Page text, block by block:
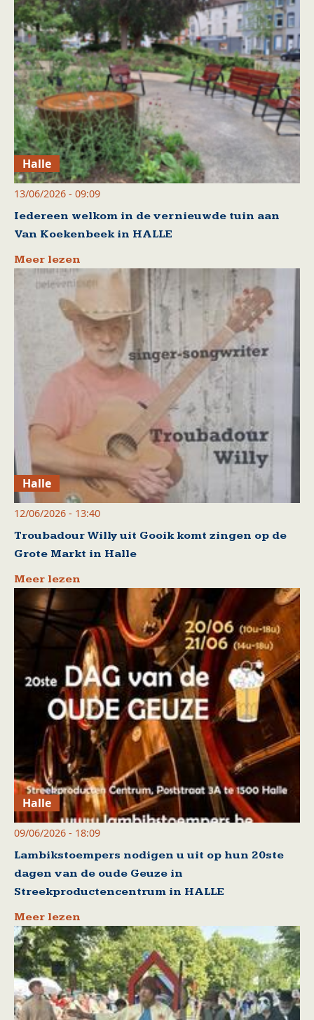
Halle
13/06/2026 - 09:09
Iedereen welkom in de vernieuwde tuin aan
Van Koekenbeek in HALLE
Meer lezen
Halle
12/06/2026 - 13:40
Troubadour Willy uit Gooik komt zingen op de
Grote Markt in Halle
Meer lezen
Halle
09/06/2026 - 18:09
Lambikstoempers nodigen u uit op hun 20ste
dagen van de oude Geuze in
Streekproductencentrum in HALLE
Meer lezen